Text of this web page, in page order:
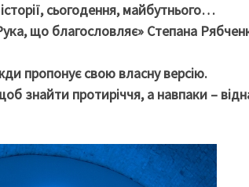
сьогодення, майбутнього…
що благословляє» Степана
пропонує свою власну версію.
знайти протиріччя, а навпаки –